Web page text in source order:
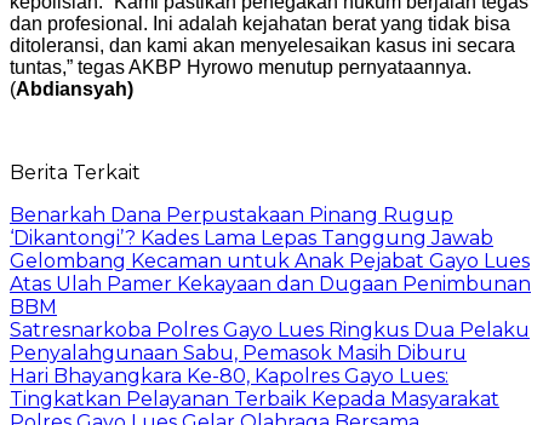
dan profesional. Ini adalah kejahatan berat yang tidak bisa
ditoleransi, dan kami akan menyelesaikan kasus ini secara
tuntas,” tegas AKBP Hyrowo menutup pernyataannya.
(Abdiansyah)
Berita Terkait
Benarkah Dana Perpustakaan Pinang Rugup
‘Dikantongi’? Kades Lama Lepas Tanggung Jawab
Gelombang Kecaman untuk Anak Pejabat Gayo Lues
Atas Ulah Pamer Kekayaan dan Dugaan Penimbunan
BBM
Satresnarkoba Polres Gayo Lues Ringkus Dua Pelaku
Penyalahgunaan Sabu, Pemasok Masih Diburu
Hari Bhayangkara Ke-80, Kapolres Gayo Lues:
Tingkatkan Pelayanan Terbaik Kepada Masyarakat